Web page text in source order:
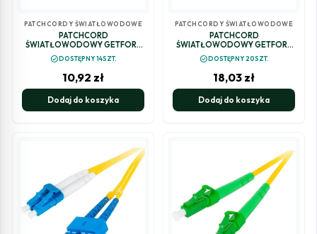
PATCHCORDY ŚWIATŁOWODOWE
PATCHCORD
ŚWIATŁOWODOWY GETFORT
SM SC/UPC-LC/UPC SIMPLEX 5M
check_circleDOSTĘPNY 14SZT.
10,92 zł
Dodaj do koszyka
PATCHCORDY ŚWIATŁOWODOWE
PATCHCORD
ŚWIATŁOWODOWY GETFORT
SM LC/APC-LC/APC DUPLEX 2M
check_circleDOSTĘPNY 20SZT.
18,03 zł
Dodaj do koszyka